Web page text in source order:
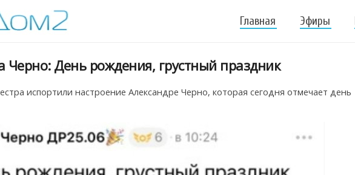
Главная Эфиры
Черно: День рождения, грустный праздник
испортили настроение Александре Черно, которая сегодня отмечает день